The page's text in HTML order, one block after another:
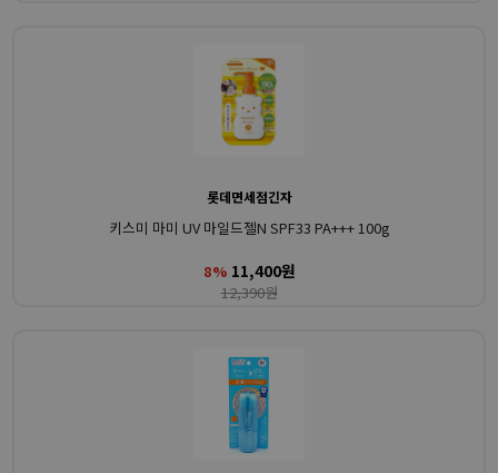
롯데면세점긴자
키스미 마미 UV 마일드젤N SPF33 PA+++ 100g
8% 11,400원
12,390원